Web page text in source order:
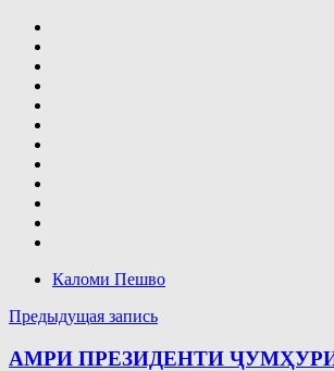
Каломи Пешво
Навигация
по
Предыдущая запись
АМРИ ПРЕЗИДЕНТИ